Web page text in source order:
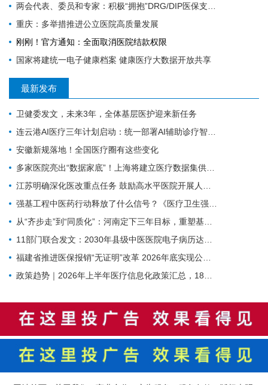
两会代表、委员和专家：积极“拥抱”DRG/DIP医保支付方式改革
重庆：多举措推进公立医院高质量发展
刚刚！官方通知：全面取消医院结款权限
国家将建统一电子健康档案 健康医疗大数据开放共享
最新发布
卫健委发文，未来3年，全体基层医护迎来新任务
连云港AI医疗三年计划启动：统一部署AI辅助诊疗智能体
安徽新规落地！全国医疗圈有这些变化
多家医院亮出“数据家底”！上海将建立医疗数据集供需常态化对接
江苏明确深化医改重点任务 鼓励高水平医院开展人工智能技术研发应用
强基工程中医药行动释放了什么信号？《医疗卫生强基工程中医药行动方案》印发（附政策解读）
从“齐步走”到“同质化”：河南定下三年目标，重塑基层医疗质量体系
11部门联合发文：2030年县级中医医院电子病历达标率100%，AI辅助诊疗加速落地
福建省推进医保报销“无证明”改革 2026年底实现公立医院全覆盖
政策趋势｜2026年上半年医疗信息化政策汇总，18项政策密集落地（附汇总报告下载）